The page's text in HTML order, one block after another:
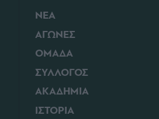
ΝΕΑ
ΑΓΩΝΕΣ
ΟΜΑΔΑ
ΣΥΛΛΟΓΟΣ
ΑΚΑΔΗΜΙΑ
ΙΣΤΟΡΙΑ